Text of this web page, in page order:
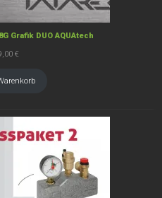
Grafik DUO AQUAtech
€